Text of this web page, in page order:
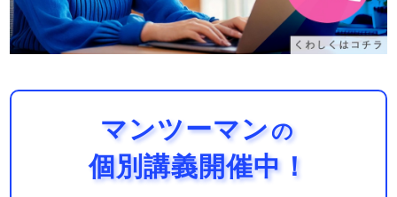
マンツーマンの
個別講義開催中！